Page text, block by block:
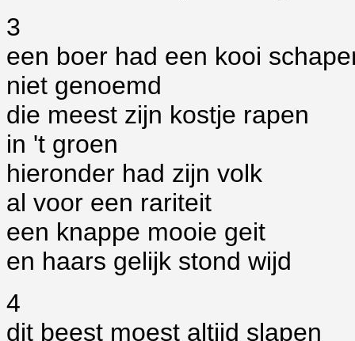
3
een boer had een kooi
niet genoemd
die meest zijn kostje rapen
in 't groen
hieronder had zijn volk
al voor een rariteit
een knappe mooie geit
en haars gelijk stond wijd
4
dit beest moest altijd slapen